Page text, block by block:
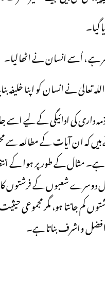
نے انسان کو اپنا خلیفہ
داری کی ادائیگی کے لیے
ہیں کہ ان آیات کے مطالعہ
کے طور پر ہوا کے
حال دوسرے شعبوں کے
کم جانتا ہو، مگر مجموعی
افضل واشرف بناتا ہے۔